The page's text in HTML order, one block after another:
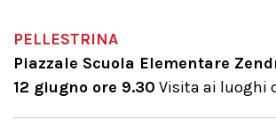
PELLESTRINA
Piazzale Scuola Elementare
12 giugno ore 9.30 Visita ai luoghi